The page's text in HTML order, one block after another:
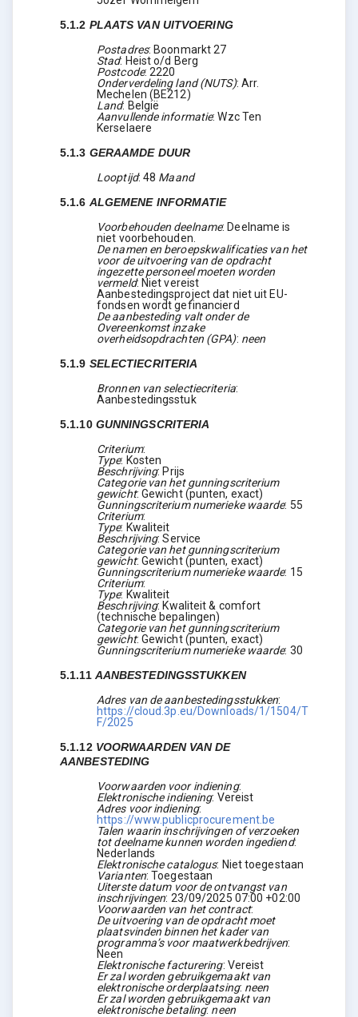
5.1.2 PLAATS VAN UITVOERING
Postadres: Boonmarkt 27
Stad: Heist o/d Berg
Postcode:2220
Onderverdeling land (NUTS): Arr.
Mechelen (BE212)
Land: België
Aanvullende informatie:Wzc Ten
Kerselaere
5.1.3 GERAAMDE DUUR
Looptijd:48 Maand
5.1.6 ALGEMENE INFORMATIE
Voorbehouden deelname: Deelname is
niet voorbehouden.
De namen en beroepskwalificaties van het
voor de uitvoering van de opdracht
ingezette personeel moeten worden
vermeld: Niet vereist
Aanbestedingsproject dat niet uit EU-
fondsen wordt gefinancierd
De aanbesteding valt onder de
Overeenkomst inzake
overheidsopdrachten (GPA): neen
5.1.9 SELECTIECRITERIA
Bronnen van selectiecriteria:
Aanbestedingsstuk
5.1.10 GUNNINGSCRITERIA
Criterium:
Type: Kosten
Beschrijving: Prijs
Categorie van het gunningscriterium
gewicht: Gewicht (punten, exact)
Gunningscriterium numerieke waarde: 55
Criterium:
Type: Kwaliteit
Beschrijving:Service
Categorie van het gunningscriterium
gewicht: Gewicht (punten, exact)
Gunningscriterium numerieke waarde: 15
Criterium:
Type: Kwaliteit
Beschrijving: Kwaliteit & comfort
(technische bepalingen)
Categorie van het gunningscriterium
gewicht: Gewicht (punten, exact)
Gunningscriterium numerieke waarde: 30
5.1.11 AANBESTEDINGSSTUKKEN
Adres van de aanbestedingsstukken:
https://cloud.3p.eu/Downloads/1/1504/T
F/2025
5.1.12 VOORWAARDEN VAN DE
AANBESTEDING
Voorwaarden voor indiening:
Elektronische indiening: Vereist
Adres voor indiening:
https://www.publicprocurement.be
Talen waarin inschrijvingen of verzoeken
tot deelname kunnen worden ingediend:
Nederlands
Elektronische catalogus: Niet toegestaan
Varianten:Toegestaan
Uiterste datum voor de ontvangst van
inschrijvingen: 23/09/2025 07:00 +02:00
Voorwaarden van het contract:
De uitvoering van de opdracht moet
plaatsvinden binnen het kader van
programma’s voor maatwerkbedrijven:
Neen
Elektronische facturering: Vereist
Er zal worden gebruikgemaakt van
elektronische orderplaatsing: neen
Er zal worden gebruikgemaakt van
elektronische betaling: neen